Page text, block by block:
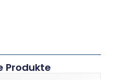
Produkte